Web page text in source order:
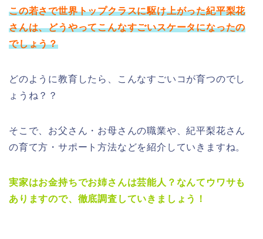
この若さで世界トップクラスに駆け上がった紀平梨花
さんは、どうやってこんなすごいスケータになったの
でしょう？
どのように教育したら、こんなすごいコが育つのでし
ょうね？？
そこで、お父さん・お母さんの職業や、紀平梨花さん
の育て方・サポート方法などを紹介していきますね。
実家はお金持ちでお姉さんは芸能人？ なんてウワサも
ありますので、徹底調査していきましょう！